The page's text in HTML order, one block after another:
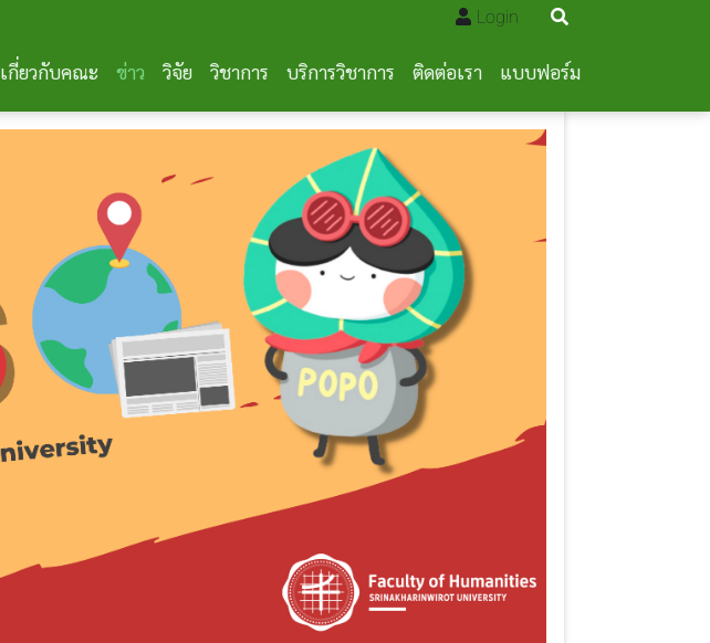
Login
เกี่ยวกับคณะ ข่าว วิจัย วิชาการ บริการวิชาการ ติดต่อเรา แบบฟอร์ม